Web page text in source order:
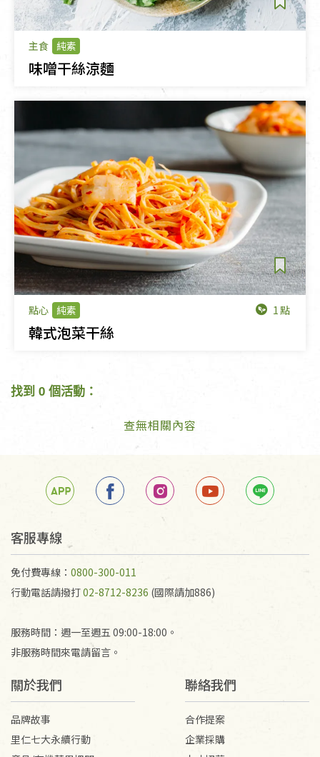
主食 純素
味噌干絲涼麵
點心 純素 1點
韓式泡菜干絲
找到 0 個活動：
查無相關內容
客服專線
免付費專線： 0800-300-011
行動電話請撥打02-8712-8236 (國際請加886)
服務時間：週一至週五 09:00-18:00。
非服務時間來電請留言。
關於我們
品牌故事
里仁七大永續行動
聯絡我們
合作提案
企業採購